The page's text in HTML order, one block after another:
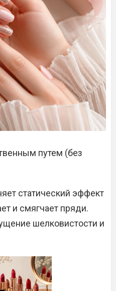
путем (без
статический эффект
и смягчает пряди.
шелковистости и